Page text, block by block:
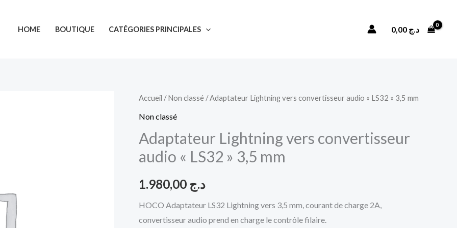
HOME BOUTIQUE CATÉGORIES PRINCIPALES Rechercher د.ج 0,00
Accueil /Non classé / Adaptateur Lightning vers convertisseur audio « LS32 » 3,5 mm
Non classé
Adaptateur Lightning vers convertisseur
audio « LS32 » 3,5 mm
د.ج
HOCO Adaptateur LS32 Lightning vers 3,5 mm, courant de charge 2A,
convertisseur audio prend en charge le contrôle filaire.
quantité
de
Lightning
vers
audio
«
»
mm